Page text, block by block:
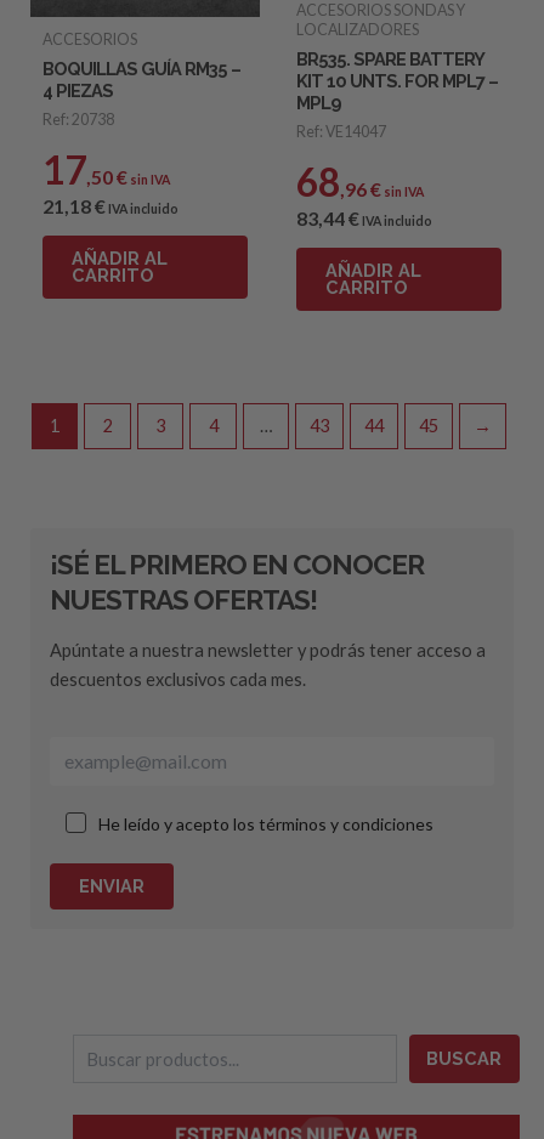
ACCESORIOS
BOQUILLAS GUÍA RM35 –
4 PIEZAS
Ref: 20738
17,50€ sin IVA
21,18€ IVA incluido
AÑADIR AL
CARRITO
ACCESORIOS SONDAS Y
LOCALIZADORES
BR535. SPARE BATTERY
KIT 10 UNTS. FOR MPL7 –
MPL9
Ref: VE14047
68,96€ sin IVA
83,44€ IVA incluido
AÑADIR AL
CARRITO
1 2 3 4 … 43 44 45 →
¡SÉ EL PRIMERO EN CONOCER
NUESTRAS OFERTAS!
Apúntate a nuestra newsletter y podrás tener acceso a
descuentos exclusivos cada mes.
He leído y acepto los términos y condiciones
ENVIAR
c
BUSCAR